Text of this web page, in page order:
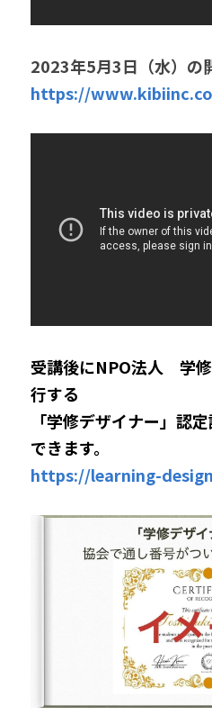
2023年5月3日（水）の
https://
受講後にNPO法人　学
行する
「学修デザイナー」認
できます。
https://learning-